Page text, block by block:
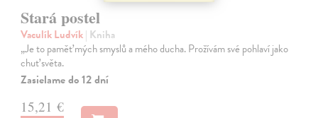
Stará postel
Vaculík Ludvík| Kniha
„Je to paměť mých smyslů a mého ducha. Prožívám své pohlaví jako
chuť světa.
Zasielame do 12 dní
15,21 €